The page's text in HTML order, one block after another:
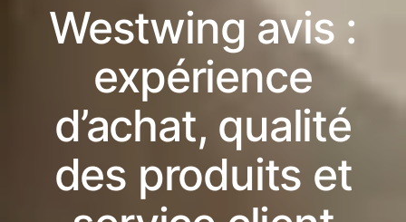
Westwing avis :
expérience
d’achat, qualité
des produits et